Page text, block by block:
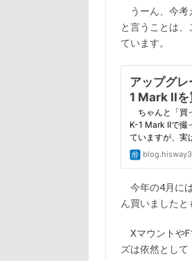
うーん、今考
と言うことは
ています。
今年の4月には
ん買いましたと
XマウントやF
ズは依然として